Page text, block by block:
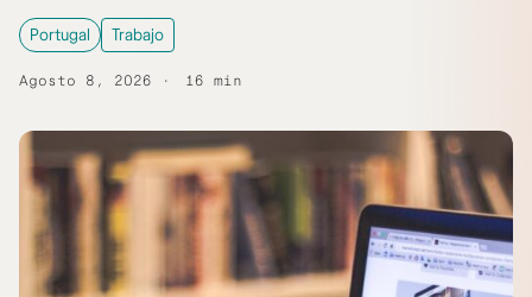
Portugal Trabajo
Agosto 8, 2026 16 min